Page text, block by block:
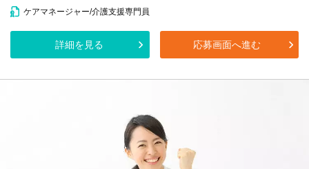
ケアマネージャー/介護支援専門員
詳細を見る 応募画面へ進む